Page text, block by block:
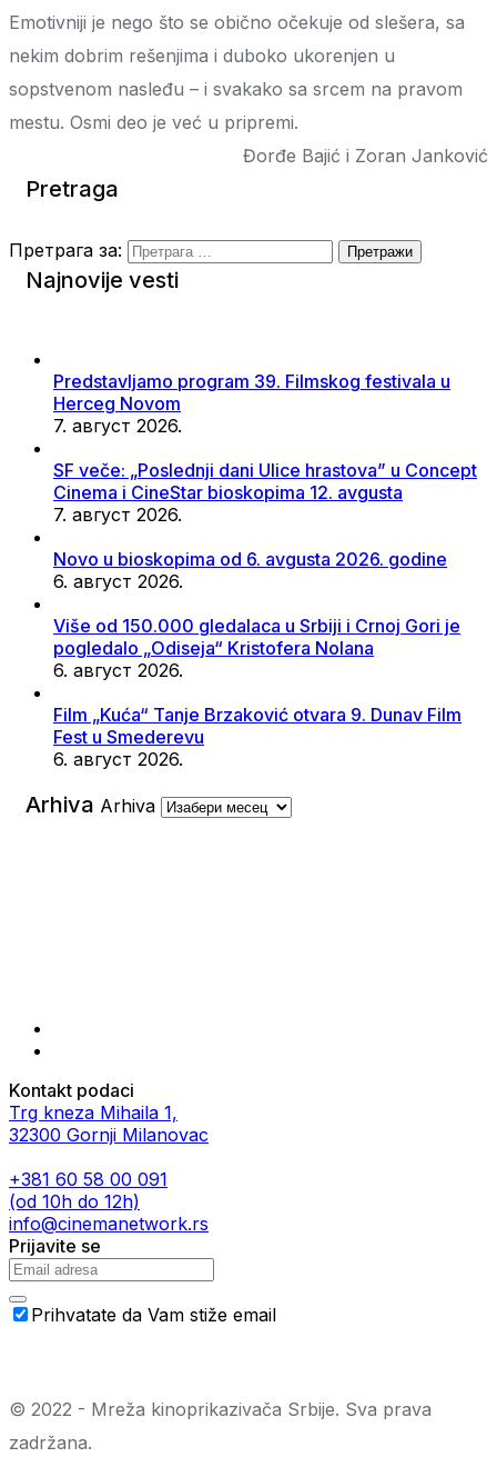
Emotivniji je nego što se obično očekuje od slešera, sa
nekim dobrim rešenjima i duboko ukorenjen u
sopstvenom nasleđu – i svakako sa srcem na pravom
mestu. Osmi deo je već u pripremi.
Đorđe Bajić i Zoran Janković
Pretraga
Претрага за:
Najnovije vesti
Predstavljamo program 39. Filmskog festivala u
Herceg Novom
7. август 2026.
SF veče: „Poslednji dani Ulice hrastova” u Concept
Cinema i CineStar bioskopima 12. avgusta
7. август 2026.
Novo u bioskopima od 6. avgusta 2026. godine
6. август 2026.
Više od 150.000 gledalaca u Srbiji i Crnoj Gori je
pogledalo „Odiseja“ Kristofera Nolana
6. август 2026.
Film „Kuća“ Tanje Brzaković otvara 9. Dunav Film
Fest u Smederevu
6. август 2026.
Arhiva Arhiva
Kontakt podaci
Trg kneza Mihaila 1,
32300 Gornji Milanovac
+381 60 58 00 091
(od 10h do 12h)
info@cinemanetwork.rs
Prijavite se
Prihvatate da Vam stiže email
© 2022 - Mreža kinoprikazivača Srbije. Sva prava
zadržana.